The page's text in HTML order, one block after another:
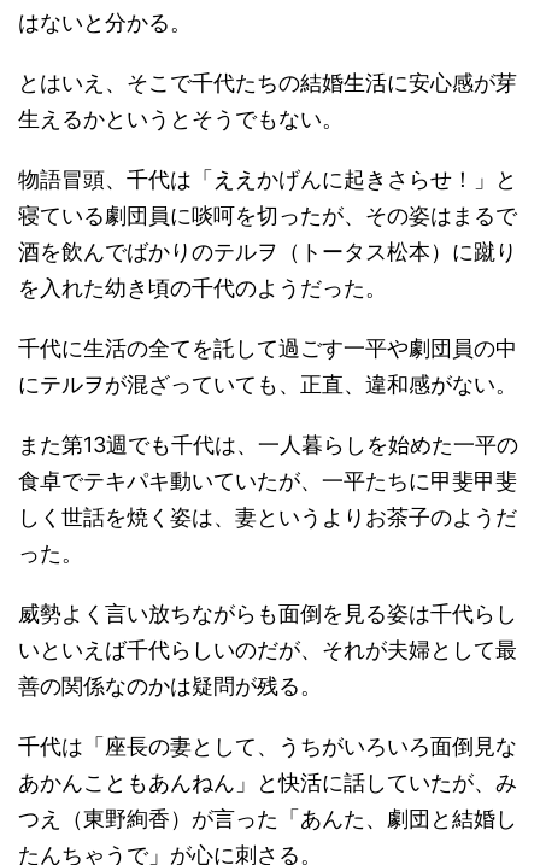
はないと分かる。
とはいえ、そこで千代たちの結婚生活に安心感が芽
生えるかというとそうでもない。
物語冒頭、千代は「ええかげんに起きさらせ！」と
寝ている劇団員に啖呵を切ったが、その姿はまるで
酒を飲んでばかりのテルヲ（トータス松本）に蹴り
を入れた幼き頃の千代のようだった。
千代に生活の全てを託して過ごす一平や劇団員の中
にテルヲが混ざっていても、正直、違和感がない。
また第13週でも千代は、一人暮らしを始めた一平の
食卓でテキパキ動いていたが、一平たちに甲斐甲斐
しく世話を焼く姿は、妻というよりお茶子のようだ
った。
威勢よく言い放ちながらも面倒を見る姿は千代らし
いといえば千代らしいのだが、それが夫婦として最
善の関係なのかは疑問が残る。
千代は「座長の妻として、うちがいろいろ面倒見な
あかんこともあんねん」と快活に話していたが、み
つえ（東野絢香）が言った「あんた、劇団と結婚し
たんちゃうで」が心に刺さる。